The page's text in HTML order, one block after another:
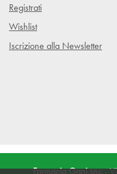
Registrati
Wishlist
Iscrizione alla Newsletter
Farmacia Gani snc-